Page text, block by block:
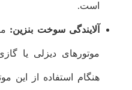
است.
آلایندگی سوخت بنزین:
موتورهای دیزلی یا
هنگام استفاده از این